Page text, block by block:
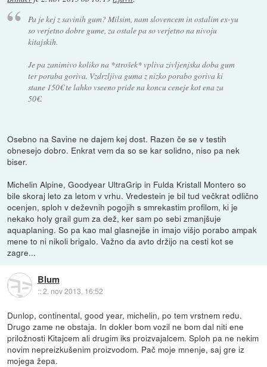
Pa je kej z savinih gum? Milsim, nam slovencem in ostalim ex-yu
so verjetno dobre gume, za ostale pa so verjetno na nivoju
kitajskih.
Je pa zanimivo koliko na *strošek* vpliva zivljenjska doba gum
ter poraba goriva. Vzdrzljiva guma z nizko porabo goriva ki
stane 150€ te lahko vseeno pride na koncu ceneje kot ena za
50€.
Osebno na Savine ne dajem kej dost. Razen če se v testih
obnesejo dobro. Enkrat vem da so se kar solidno, niso pa nek
biser.
Michelin Alpine, Goodyear UltraGrip in Fulda Kristall Montero so
bile skoraj leto za letom v vrhu. Vredestein je bil tud večkrat odlično
ocenjen, sploh v deževnih pogojih s smrekastim profilom, ki je
nekako holy grail gum za dež, ker sam po sebi zmanjšuje
aquaplaning. So pa kao mal glasnejše in imajo višjo porabo ampak
mene to ni nikoli brigalo. Važno da avto držijo na cesti kot se
zagre...
Blum
::2. nov 2013, 16:52
Dunlop, continental, good year, michelin, po tem vrstnem redu.
Drugo zame ne obstaja. In dokler bom vozil ne bom dal niti ene
priložnosti Kitajcem ali drugim iks proizvajalcem. Sploh pa ne nekim
novim nepreizkušenim proizvodom. Pač moje mnenje, saj gre iz
mojega žepa.